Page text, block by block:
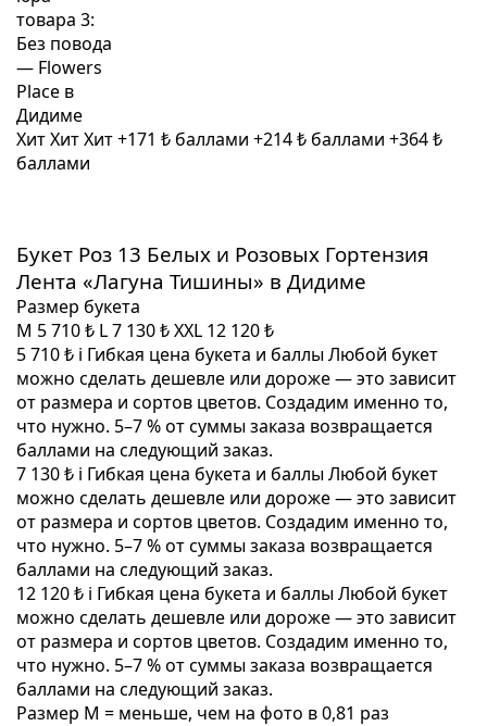
ХитХитХит+171 ₺ баллами +214 ₺ баллами +364 ₺
баллами
Букет Роз 13 Белых и Розовых Гортензия
Лента «Лагуна Тишины» в Дидиме
Размер букета
M 5 710 ₺ L7 130 ₺XXL 12 120 ₺
5 710 ₺ i Гибкая цена букета и баллыЛюбой букет
можно сделать дешевле или дороже — это зависит
от размера и сортов цветов. Создадим именно то,
что нужно. 5–7 % от суммы заказа возвращается
баллами на следующий заказ.
7 130 ₺ i Гибкая цена букета и баллыЛюбой букет
можно сделать дешевле или дороже — это зависит
от размера и сортов цветов. Создадим именно то,
что нужно. 5–7 % от суммы заказа возвращается
баллами на следующий заказ.
12 120 ₺ i Гибкая цена букета и баллыЛюбой букет
можно сделать дешевле или дороже — это зависит
от размера и сортов цветов. Создадим именно то,
что нужно. 5–7 % от суммы заказа возвращается
баллами на следующий заказ.
Размер M = меньше, чем на фото в 0,81 раз